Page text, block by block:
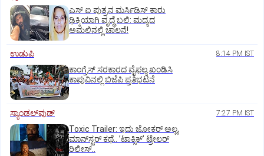
ಎಸ್ ಐ ಪುತ್ರನ ಮರ್ಸಿಡಿಸ್‌ ಕಾರು
ಢಿಕ್ಕಿಯಾಗಿ ವೃದ್ಧೆ ಬಲಿ: ಮದ್ಯದ
ಅಮಲಿನಲ್ಲಿ ಚಾಲನೆ!
ಉಡುಪಿ 8:14 PM IST
ಕಾಂಗ್ರೆಸ್ ಸರಕಾರದ ವೈಫಲ್ಯ ಖಂಡಿಸಿ
ಕಾಪುವಿನಲ್ಲಿ ಬಿಜೆಪಿ ಪ್ರತಿಭಟನೆ
ಸ್ಯಾಂಡಲ್‌ವುಡ್‌ 7:27 PM IST
Toxic Trailer: ಇದು ಜೋಕರ್‌ ಅಲ್ಲ,
ಮಾನ್‌ಸ್ಟರ್‌ ಕಥೆ.. ʼಟಾಕ್ಸಿಕ್‌ʼ ಟ್ರೇಲರ್‌
ರಿಲೀಸ್..